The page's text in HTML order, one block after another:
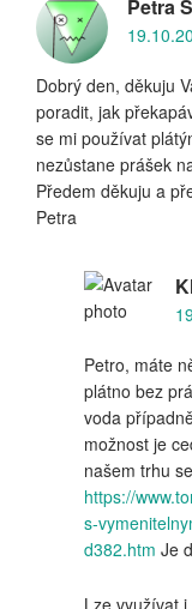
Petra
Dobrý den, děkuju
poradit, jak
se mi používat
nezůstane prášek
Předem děkuju a
Petra
Petro, máte
plátno bez
voda
možnost je
našem trhu
https://
s-
d382.htm Je
Lze využívat